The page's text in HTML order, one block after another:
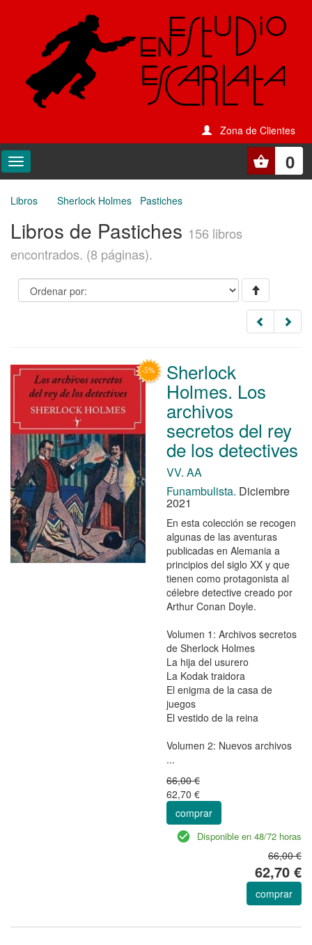
Zona de Clientes
0
Libros Sherlock Holmes Pastiches
Libros de Pastiches 156 libros
encontrados. (8 páginas).
Sherlock
Holmes. Los
archivos
secretos del rey
de los detectives
VV. AA
Funambulista. Diciembre
2021
En esta colección se recogen
algunas de las aventuras
publicadas en Alemania a
principios del siglo XX y que
tienen como protagonista al
célebre detective creado por
Arthur Conan Doyle.
Volumen 1: Archivos secretos
de Sherlock Holmes
La hija del usurero
La Kodak traidora
El enigma de la casa de
juegos
El vestido de la reina
Volumen 2: Nuevos archivos
...
66,00 €
62,70 €
comprar
Disponible en 48/72 horas
66,00 €
62,70 €
comprar